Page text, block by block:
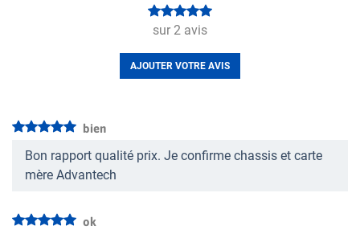
sur 2 avis
AJOUTER VOTRE AVIS
bien
Bon rapport qualité prix. Je confirme chassis et carte
mère Advantech
ok